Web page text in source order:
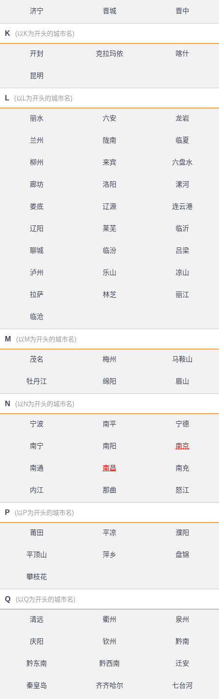
济宁 晋城 晋中
K (以K为开头的城市名)
开封 克拉玛依 喀什
昆明
L (以L为开头的城市名)
丽水 六安 龙岩
兰州 陇南 临夏
柳州 来宾 六盘水
廊坊 洛阳 漯河
娄底 辽源 连云港
辽阳 莱芜 临沂
聊城 临汾 吕梁
泸州 乐山 凉山
拉萨 林芝 丽江
临沧
M (以M为开头的城市名)
茂名 梅州 马鞍山
牡丹江 绵阳 眉山
N (以N为开头的城市名)
宁波 南平 宁德
南宁 南阳 南京
南通 南昌 南充
内江 那曲 怒江
P (以P为开头的城市名)
莆田 平凉 濮阳
平顶山 萍乡 盘锦
攀枝花
Q (以Q为开头的城市名)
清远 衢州 泉州
庆阳 钦州 黔南
黔东南 黔西南 迁安
秦皇岛 齐齐哈尔 七台河